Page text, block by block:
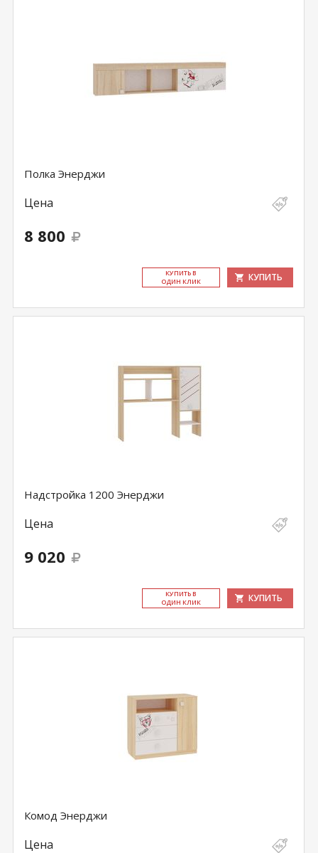
Полка Энерджи
Цена
8 800
КУ­ПИТЬ В
ОДИН КЛИК
КУПИТЬ
Надстройка 1200 Энерджи
Цена
9 020
КУ­ПИТЬ В
ОДИН КЛИК
КУПИТЬ
Комод Энерджи
Цена